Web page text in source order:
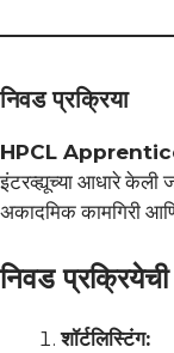
निवड प्रक्रिया
HPCL
इंटरव्ह्यूच्या आधारे केली
अकादमिक कामगिरी
निवड
शॉर्टलिस्टिंग: